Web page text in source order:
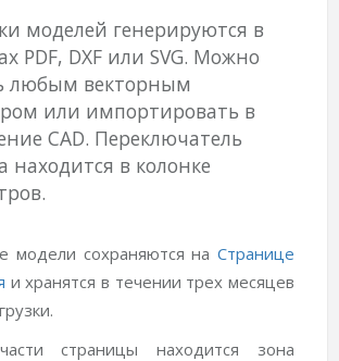
моделей генерируются в
PDF, DXF или SVG. Можно
любым векторным
или импортировать в
CAD. Переключатель
находится в колонке
модели сохраняются на Странице
и хранятся в течении трех месяцев
страницы находится зона